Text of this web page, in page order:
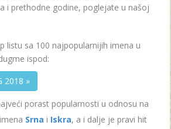
i prethodne godine, poglejate u našoj
listu sa 100 najpopularnijih imena u
ispod:
2018 »
porast popularnosti u odnosu na
Srna i Iskra, a i dalje je pravi hit